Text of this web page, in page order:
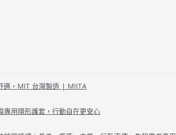
適，MIT 台灣製造 | MIITA
用隱形護套，行動自在更安心